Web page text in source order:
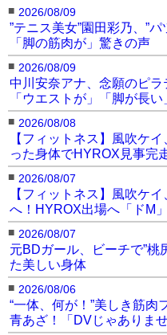
■ 2026/08/09
”テニス美女”園田彩乃、”
「脚の筋肉が」驚きの声
■ 2026/08/09
中川安奈アナ、念願のピ
「ウエストが」「脚が長い
■ 2026/08/08
【フィットネス】風吹ケ
った身体でHYROX見事完
■ 2026/08/07
【フィットネス】風吹ケ
へ！HYROX出場へ「ドM
■ 2026/08/07
元BDガール、ビーチで”桃
た美しい身体
■ 2026/08/06
“一体、何が！”美しき筋肉
青あざ！「DVじゃありませ